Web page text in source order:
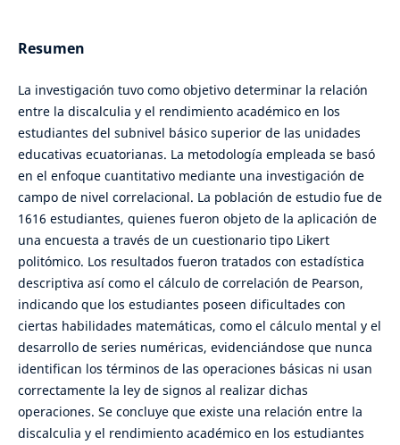
Resumen
La investigación tuvo como objetivo determinar la relación
entre la discalculia y el rendimiento académico en los
estudiantes del subnivel básico superior de las unidades
educativas ecuatorianas. La metodología empleada se basó
en el enfoque cuantitativo mediante una investigación de
campo de nivel correlacional. La población de estudio fue de
1616 estudiantes, quienes fueron objeto de la aplicación de
una encuesta a través de un cuestionario tipo Likert
politómico. Los resultados fueron tratados con estadística
descriptiva así como el cálculo de correlación de Pearson,
indicando que los estudiantes poseen dificultades con
ciertas habilidades matemáticas, como el cálculo mental y el
desarrollo de series numéricas, evidenciándose que nunca
identifican los términos de las operaciones básicas ni usan
correctamente la ley de signos al realizar dichas
operaciones. Se concluye que existe una relación entre la
discalculia y el rendimiento académico en los estudiantes